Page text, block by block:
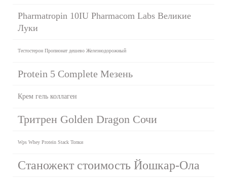
Pharmatropin 10IU Pharmacom Labs Великие
Луки
Тестостерон Пропионат дешево Железнодорожный
Protein 5 Complete Мезень
Крем гель коллаген
Тритрен Golden Dragon Сочи
Wps Whey Protein Stack Топки
Станожект стоимость Йошкар-Ола